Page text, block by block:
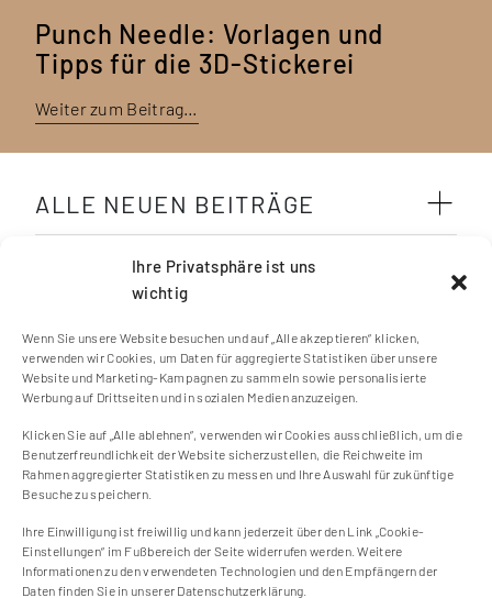
Ihre Privatsphäre ist uns
wichtig
Wenn Sie unsere Website besuchen und auf „Alle akzeptieren“ klicken,
verwenden wir Cookies, um Daten für aggregierte Statistiken über unsere
Website und Marketing-Kampagnen zu sammeln sowie personalisierte
Werbung auf Drittseiten und in sozialen Medien anzuzeigen.
Klicken Sie auf „Alle ablehnen“, verwenden wir Cookies ausschließlich, um die
Benutzerfreundlichkeit der Website sicherzustellen, die Reichweite im
Rahmen aggregierter Statistiken zu messen und Ihre Auswahl für zukünftige
Besuche zu speichern.
Ihre Einwilligung ist freiwillig und kann jederzeit über den Link „Cookie-
Einstellungen“ im Fußbereich der Seite widerrufen werden. Weitere
Informationen zu den verwendeten Technologien und den Empfängern der
Daten finden Sie in unserer Datenschutzerklärung.
Punch Needle: Vorlagen und
Tipps für die 3D-Stickerei
Weiter zum Beitrag…
ALLE NEUEN BEITRÄGE
SCHLAGWÖRTER
Kontakt
Impressum
Cookie Einstellungen
Datenschutzerklärung
Cookie-Richtlinie (EU)